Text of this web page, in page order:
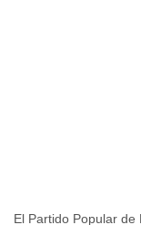
El Partido Popular